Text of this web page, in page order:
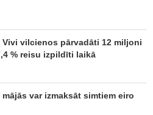
vilcienos pārvadāti 12 miljoni
% reisu izpildīti laikā
var izmaksāt simtiem eiro